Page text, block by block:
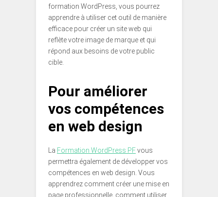
formation WordPress, vous pourrez
apprendre à utiliser cet outil de manière
efficace pour créer un site web qui
reflète votre image de marque et qui
répond aux besoins de votre public
cible.
Pour améliorer
vos compétences
en web design
La Formation WordPress PFvous
permettra également de développer vos
compétences en web design. Vous
apprendrez comment créer une mise en
page professionnelle, comment utiliser